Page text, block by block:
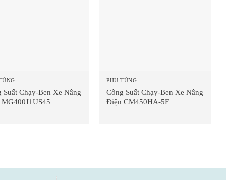
Suất Chạy-Ben Xe Nâng
PHỤ TÙNG
Công Suất Chạy-Ben Xe Nâng
Điện CM450HA-5F